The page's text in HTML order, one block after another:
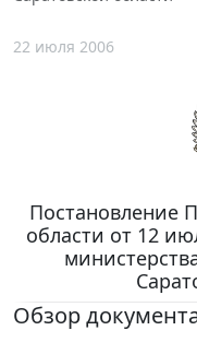
22 июля 2006
Постановление
области от 12
Обзор